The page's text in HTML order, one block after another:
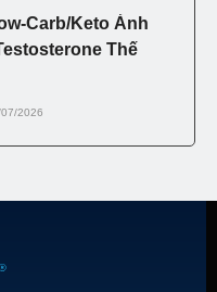
Carb/Keto Ảnh
Thế
2026